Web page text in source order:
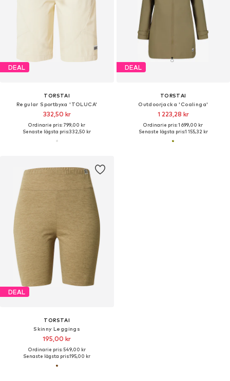
DEAL
TORSTAI
Regular Sportbyxa 'TOLUCA'
332,50 kr
Ordinarie pris: 799,00 kr
Senaste lägsta pris:332,50 kr
DEAL
TORSTAI
Outdoorjacka 'Coalinga'
1 223,28 kr
Ordinarie pris: 1 699,00 kr
Senaste lägsta pris:1 155,32 kr
DEAL
TORSTAI
Skinny Leggings
195,00 kr
Ordinarie pris: 549,00 kr
Senaste lägsta pris:195,00 kr